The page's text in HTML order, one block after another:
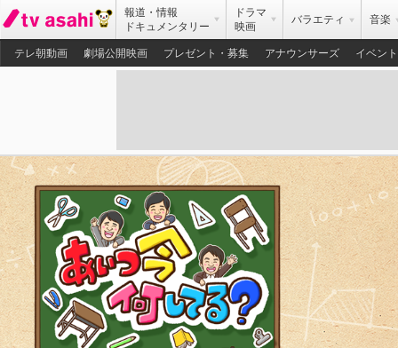
報道・情報
ドキュメンタリー
ドラマ
映画
バラエティ 音楽
テレ朝動画 劇場公開映画 プレゼント・募集 アナウンサーズ イベント